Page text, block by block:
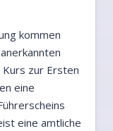
kommen
zur Ersten
eine
eine amtliche